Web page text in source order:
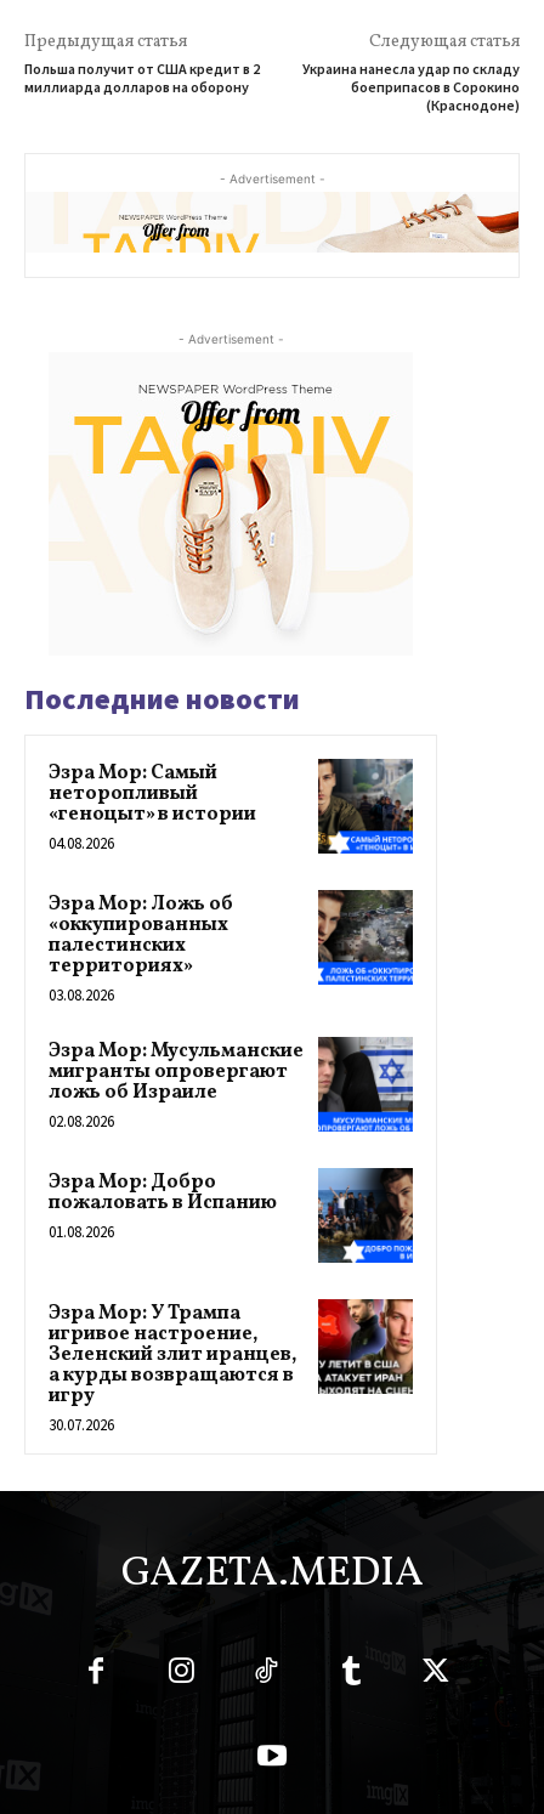
Предыдущая статья
Польша получит от США кредит в 2
миллиарда долларов на оборону
Следующая статья
Украина нанесла удар по складу
боеприпасов в Сорокино
(Краснодоне)
- Advertisement -
- Advertisement -
Последние новости
Эзра Мор: Самый
неторопливый
«геноцыт» в истории
04.08.2026
Эзра Мор: Ложь об
«оккупированных
палестинских
территориях»
03.08.2026
Эзра Мор: Мусульманские
мигранты опровергают
ложь об Израиле
02.08.2026
Эзра Мор: Добро
пожаловать в Испанию
01.08.2026
Эзра Мор: У Трампа
игривое настроение,
Зеленский злит иранцев,
а курды возвращаются в
игру
30.07.2026
GAZETA.MEDIA